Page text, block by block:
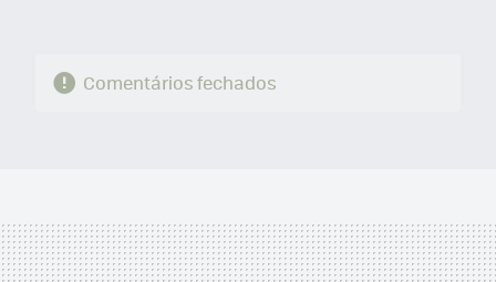
Comentários fechados